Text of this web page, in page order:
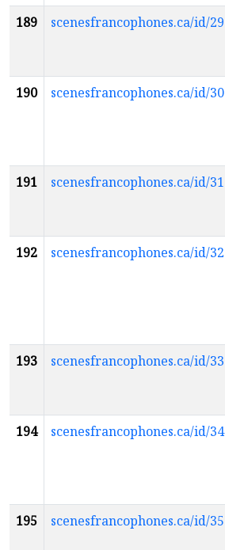
189
scenesfrancophones.ca/id/29
190
scenesfrancophones.ca/id/30
191
scenesfrancophones.ca/id/31
192
scenesfrancophones.ca/id/32
193
scenesfrancophones.ca/id/33
194
scenesfrancophones.ca/id/34
195
scenesfrancophones.ca/id/35